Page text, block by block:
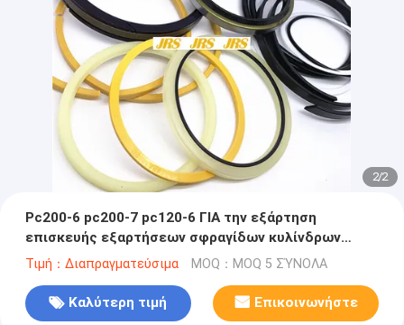
2/2
Pc200-6 pc200-7 pc120-6 ΓΙΑ την εξάρτηση
επισκευής εξαρτήσεων σφραγίδων κυλίνδρων
βραχιόνων ΚΑΔΩΝ ΒΡΑΧΙΟΝΩΝ εκσκαφέων της
Τιμή：Διαπραγματεύσιμα MOQ：MOQ 5 ΣΎΝΟΛΑ
Καλύτερη τιμή Επικοινωνήστε